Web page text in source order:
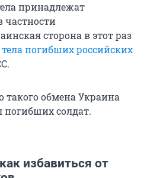
принадлежат
сторона в этот раз
погибших российских
обмена Украина
погибших солдат.
избавиться от